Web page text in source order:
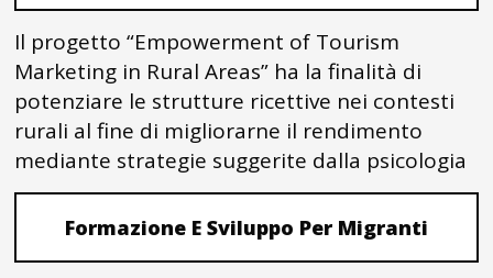
Il progetto “Empowerment of Tourism
Marketing in Rural Areas” ha la finalità di
potenziare le strutture ricettive nei contesti
rurali al fine di migliorarne il rendimento
mediante strategie suggerite dalla psicologia
Formazione E Sviluppo Per Migranti